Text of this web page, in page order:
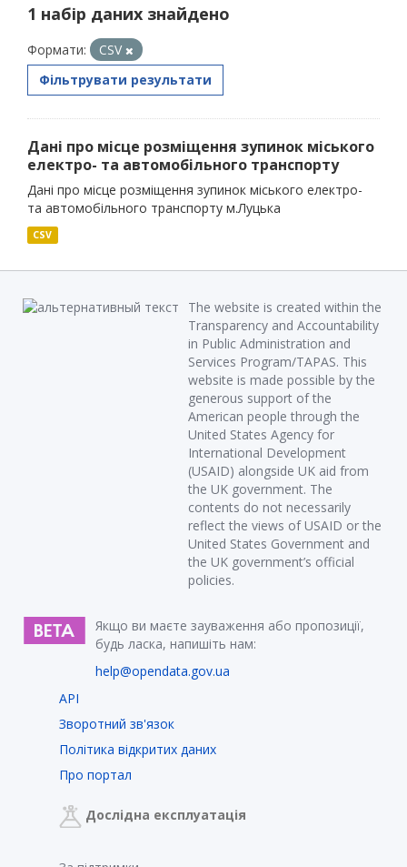
1 набір даних знайдено
Формати:
CSV
Фільтрувати результати
Дані про місце розміщення зупинок міського
електро- та автомобільного транспорту
Дані про місце розміщення зупинок міського електро-
та автомобільного транспорту м.Луцька
CSV
The website is created within the
Transparency and Accountability
in Public Administration and
Services Program/TAPAS. This
website is made possible by the
generous support of the
American people through the
United States Agency for
International Development
(USAID) alongside UK aid from
the UK government. The
contents do not necessarily
reflect the views of USAID or the
United States Government and
the UK government’s official
policies.
Якщо ви маєте зауваження або пропозиції,
будь ласка, напишіть нам:
help@opendata.gov.ua
API
Зворотний зв'язок
Політика відкритих даних
Про портал
Дослідна експлуатація